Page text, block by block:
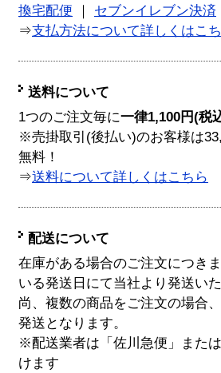
換宅配便
セブンイレブン決済
⇒支払方法について詳しくはこ
送料について
1つのご注文毎に一律1,100円(税
※売掛取引(後払い)のお客様は
無料！
⇒送料について詳しくはこちら
配送について
在庫がある場合のご注文につき
いる発送日にて当社より発送い
尚、複数の商品をご注文の場合
発送となります。
※配送業者は「佐川急便」また
けます